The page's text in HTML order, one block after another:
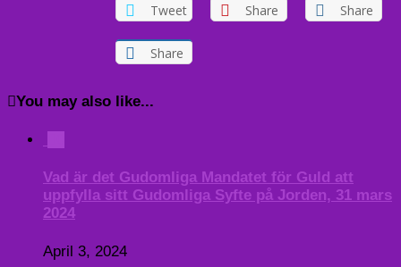
Tweet
Share Share
Share
You may also like...
Vad är det Gudomliga Mandatet för Guld att
uppfylla sitt Gudomliga Syfte på Jorden, 31 mars
2024
April 3, 2024